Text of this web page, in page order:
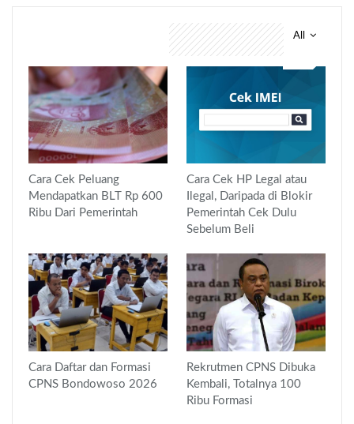
All
Cara Cek Peluang
Mendapatkan BLT Rp 600
Ribu Dari Pemerintah
Cara Cek HP Legal atau
Ilegal, Daripada di Blokir
Pemerintah Cek Dulu
Sebelum Beli
Cara Daftar dan Formasi
CPNS Bondowoso 2026
Rekrutmen CPNS Dibuka
Kembali, Totalnya 100
Ribu Formasi